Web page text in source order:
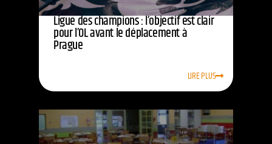
Ligue des champions : l’objectif est clair
pour l’OL avant le déplacement à
Prague
LIRE PLUS